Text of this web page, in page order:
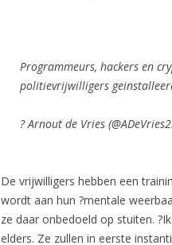
Programmeurs, hackers en
politievrijwilligers
? Arnout de Vries
De vrijwilligers hebben een
wordt aan hun ?mentale
ze daar onbedoeld op stuiten.
elders. Ze zullen in eerste